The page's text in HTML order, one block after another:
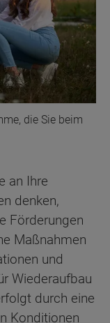
die Sie beim
an Ihre
denken,
Förderungen
Maßnahmen
und
Wiederaufbau
durch eine
Konditionen